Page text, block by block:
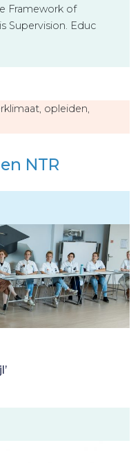
Framework of
Supervision. Educ
opleiden,
NTR